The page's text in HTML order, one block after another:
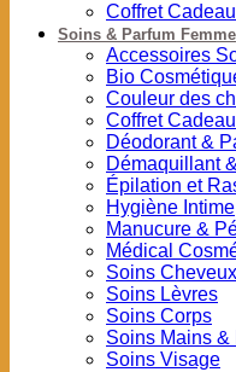
Coffret
Soins & Parfum Femme
Accessoires
Bio
Couleur des
Coffret
Déodorant &
Démaquillant
Épilation et
Hygiène Intime
Manucure &
Médical
Soins Cheveux
Soins Lèvres
Soins Corps
Soins Mains &
Soins Visage